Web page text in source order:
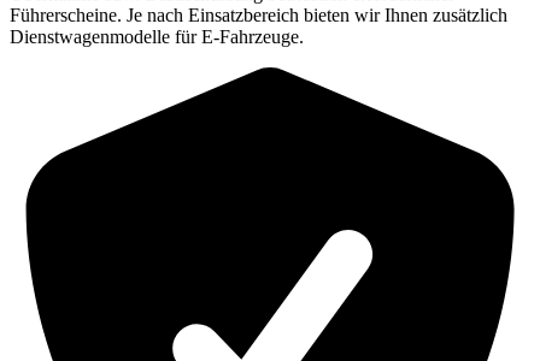
Führerscheine. Je nach Einsatzbereich bieten wir Ihnen zusätzlich
Dienstwagenmodelle für E-Fahrzeuge.